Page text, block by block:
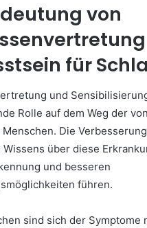
von
für
und
Rolle auf dem Weg der
Die
über diese
und besseren
führen.
sind sich der Symptome